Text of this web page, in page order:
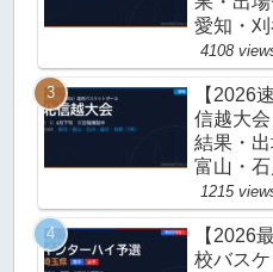
愛知・刈
4108
【2026
信越大会
結果・出
富山・石
1215
【2026
校バス